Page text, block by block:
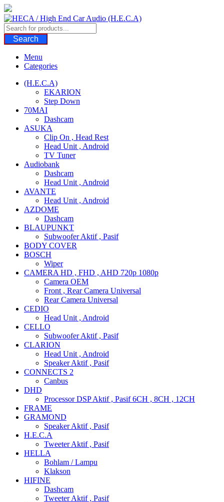
Skip
to
content
Search
Menu
Categories
(H.E.C.A)
EKARION
Step Down
70MAI
Dashcam
ASUKA
Clip On , Head Rest
Head Unit , Android
TV Tuner
Audiobank
Dashcam
Head Unit , Android
AVANTE
Head Unit , Android
AZDOME
Dashcam
BLAUPUNKT
Subwoofer Aktif , Pasif
BODY COVER
BOSCH
Wiper
CAMERA HD , FHD , AHD 720p 1080p
Camera OEM
Front , Rear Camera Universal
Rear Camera Universal
CEDIO
Head Unit , Android
CELLO
Subwoofer Aktif , Pasif
CLARION
Head Unit , Android
Speaker Aktif , Pasif
CONNECTS 2
Canbus
DHD
Processor DSP Aktif , Pasif 6CH , 8CH , 12CH
FRAME
GRAMOND
Speaker Aktif , Pasif
H.E.C.A
Tweeter Aktif , Pasif
HELLA
Bohlam / Lampu
Klakson
HIFINE
Dashcam
Tweeter Aktif , Pasif